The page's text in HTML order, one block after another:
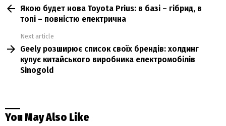
moreЯкою будет нова Toyota Prius: в базі – гібрид, в
топі – повністю електрична
Next article
Geely розширює список своїх брендів: холдинг
купує китайського виробника електромобілів
Sinogold
You May Also Like